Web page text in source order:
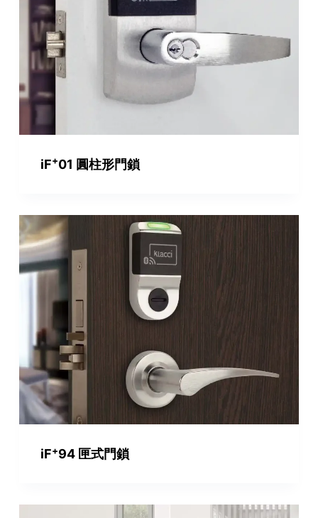
iF+01 圓柱形門鎖
iF+94 匣式門鎖